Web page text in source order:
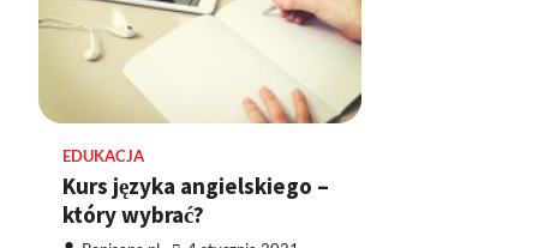
EDUKACJA
Kurs języka angielskiego –
który wybrać?